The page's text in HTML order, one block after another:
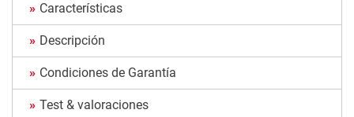
Características
Descripción
Condiciones de Garantía
Test & valoraciones